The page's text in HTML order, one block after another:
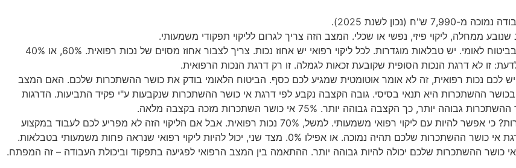
(נכון לשנת 2025).
ממחלה, ליקוי פיזי, נפשי או שכלי. המצב הזה צריך לגרום לליקוי תפקודי משמעותי.
דרגת נכות רפואית נקבעת על ידי ועדה רפואית בביטוח לאומי. יש טבלאות מוגדרות. לכל ליקוי רפואי יש אחוז נכות. צריך לצבור אחוז מסוים של נכות רפואית. 60%, או 40%
לכם נכות רפואית, זה לא אומר אוטומטית שמגיע לכם כסף. הביטוח הלאומי בודק את כושר ההשתכרות שלכם. האם המצב
הרפואי פוגע ביכולת שלכם לעבוד ולהרוויח? פגיעה של לפחות 50% בכושר ההשתכרות היא תנאי בסיסי. גובה הקצבה נקבע לפי דרגת אי כושר ההשתכרות שנקבעות ע"י פקיד התביעות. הדרגות
אז רגע, בואו נעצור לשנייה. למה צריך גם נכות רפואית וגם אי כושר השתכרות? כי אפשר להיות עם ליקוי רפואי משמעותי. למשל, 70% נכות רפואית. אבל אם הליקוי הזה לא מפריע לכם לעבוד במקצוע
שלכם, או במקצוע סביר אחר שתואם את הכישורים שלכם, יכול להיות שדרגת אי כושר ההשתכרות שלכם תהיה נמוכה. או אפילו 0%. מצד שני, יכול להיות ליקוי רפואי שנראה פחות משמעותי בטבלאות.